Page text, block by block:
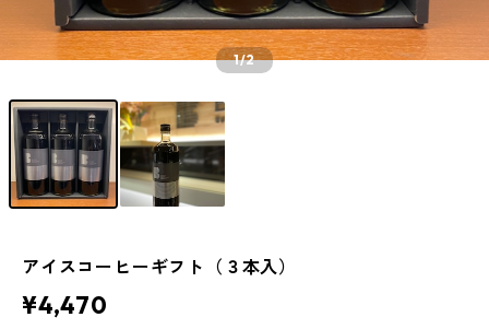
1/2
アイスコーヒーギフト（３本入）
¥4,470